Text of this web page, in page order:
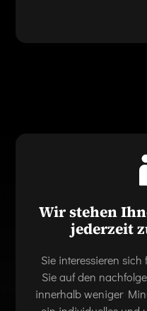
Wir stehen
jederzeit
Sie interessieren
Sie auf den
innerhalb weniger